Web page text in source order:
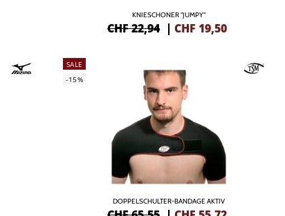
KNIESCHONER "JUMPY"
CHF 22,94 | CHF 19,50
SALE
-15%
DOPPELSCHULTER-BANDAGE AKTIV